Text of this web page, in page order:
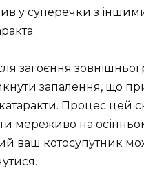
у суперечки з
загоєння
запалення, що
Процес цей
мереживо на
ваш котосупутник